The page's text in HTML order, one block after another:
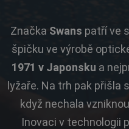
Značka Swans patří ve
špičku ve výrobě
1971 v Japonsku a
lyžaře. Na trh pak přišla
když nechala
Inovaci v technologii